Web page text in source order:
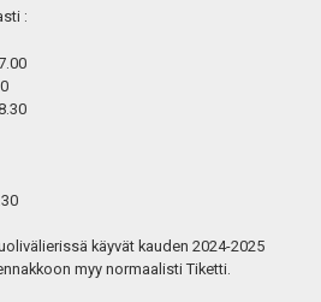
:
käyvät kauden 2024-2025
myy normaalisti Tiketti.